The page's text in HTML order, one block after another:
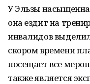
У Эльзы
она ездит на
инвалидов
скором времени
посещает все
также является